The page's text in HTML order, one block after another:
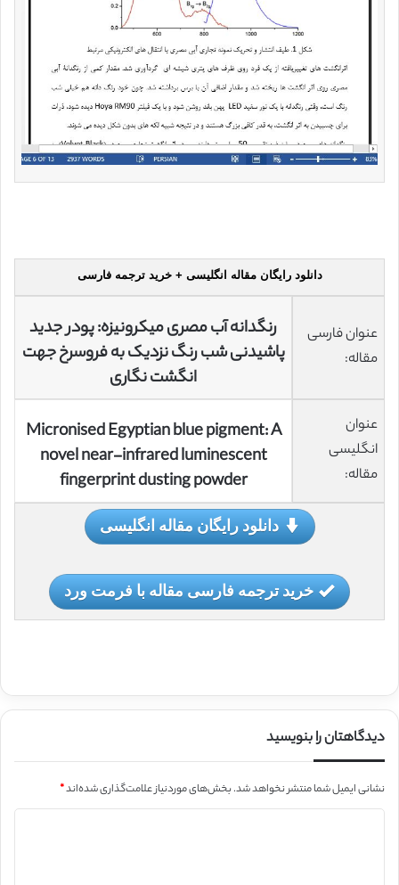
دانلود رایگان مقاله انگلیسی + خرید ترجمه فارسی
عنوان فارسی
مقاله:
رنگدانه آب مصری میکرونیزه: پودر جدید
پاشیدنی شب رنگ نزدیک به فروسرخ جهت
انگشت نگاری
عنوان
انگلیسی
مقاله:
Micronised Egyptian blue pigment: A
novel near-infrared luminescent
fingerprint dusting powder
دانلود رایگان مقاله انگلیسی
خرید ترجمه فارسی مقاله با فرمت ورد
دیدگاهتان را بنویسید
نشانی ایمیل شما منتشر نخواهد شد.بخش‌های موردنیاز علامت‌گذاری شده‌اند*